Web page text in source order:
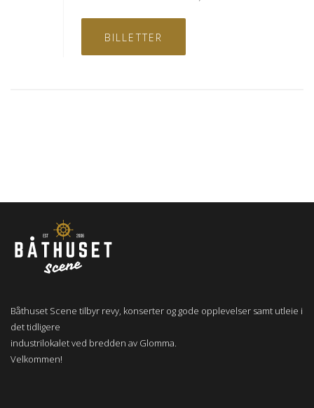
BILLETTER
Båthuset Scene tilbyr revy, konserter og gode opplevelser samt utleie i
det tidligere
industrilokalet ved bredden av Glomma.
Velkommen!